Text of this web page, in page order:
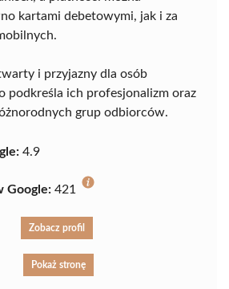
kartami debetowymi, jak i za
i przyjazny dla osób
podkreśla ich profesjonalizm oraz
grup odbiorców.
4.9
Google: 421
Zobacz profil
Pokaż stronę